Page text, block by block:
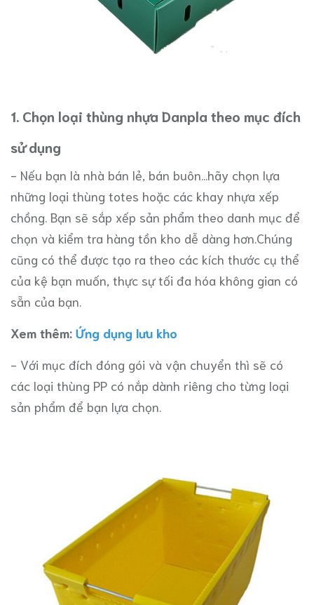
1. Chọn loại thùng nhựa Danpla theo mục đích
sử dụng
- Nếu bạn là nhà bán lẻ, bán buôn...hãy chọn lựa
những loại thùng totes hoặc các khay nhựa xếp
chồng. Bạn sẽ sắp xếp sản phẩm theo danh mục để
chọn và kiểm tra hàng tồn kho dễ dàng hơn.Chúng
cũng có thể được tạo ra theo các kích thước cụ thể
của kệ bạn muốn, thực sự tối đa hóa không gian có
sẵn của bạn.
Xem thêm: Ứng dụng lưu kho
- Với mục đích đóng gói và vận chuyển thì sẽ có
các loại thùng PP có nắp dành riêng cho từng loại
sản phẩm để bạn lựa chọn.